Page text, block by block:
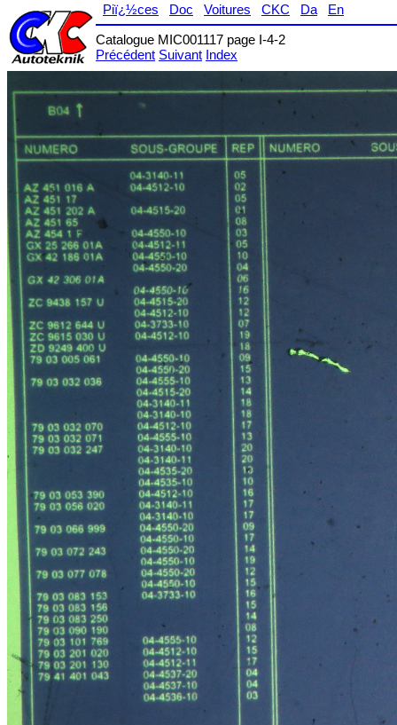
Piï¿½ces Doc Voitures CKC Da
En
Catalogue MIC001117 page I-4-2
Précédent Suivant Index